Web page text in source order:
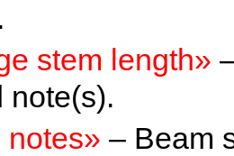
stem length»
note(s).
notes» – Beam